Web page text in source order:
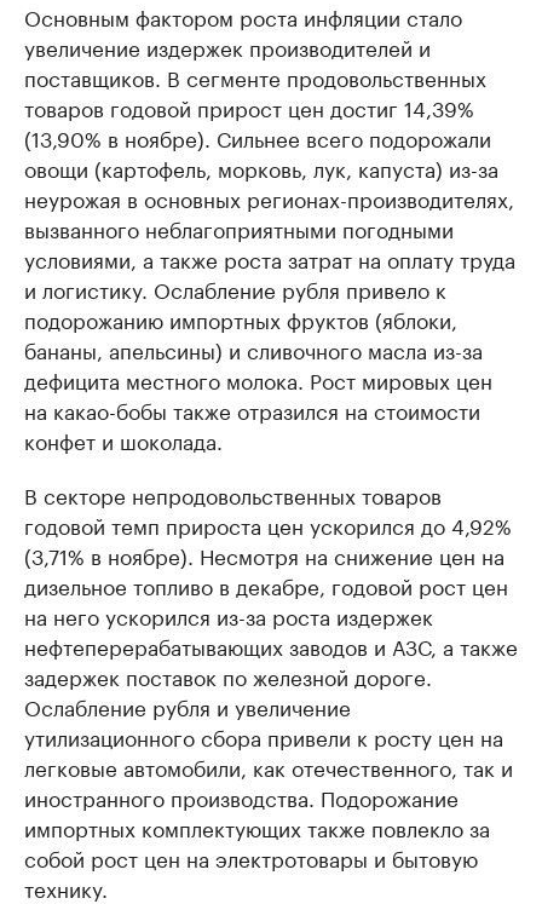
Основным фактором роста инфляции стало
увеличение издержек производителей и
поставщиков. В сегменте продовольственных
товаров годовой прирост цен достиг 14,39%
(13,90% в ноябре). Сильнее всего подорожали
овощи (картофель, морковь, лук, капуста) из-за
неурожая в основных регионах-производителях,
вызванного неблагоприятными погодными
условиями, а также роста затрат на оплату труда
и логистику. Ослабление рубля привело к
подорожанию импортных фруктов (яблоки,
бананы, апельсины) и сливочного масла из-за
дефицита местного молока. Рост мировых цен
на какао-бобы также отразился на стоимости
конфет и шоколада.
В секторе непродовольственных товаров
годовой темп прироста цен ускорился до 4,92%
(3,71% в ноябре). Несмотря на снижение цен на
дизельное топливо в декабре, годовой рост цен
на него ускорился из-за роста издержек
нефтеперерабатывающих заводов и АЗС, а также
задержек поставок по железной дороге.
Ослабление рубля и увеличение
утилизационного сбора привели к росту цен на
легковые автомобили, как отечественного, так и
иностранного производства. Подорожание
импортных комплектующих также повлекло за
собой рост цен на электротовары и бытовую
технику.